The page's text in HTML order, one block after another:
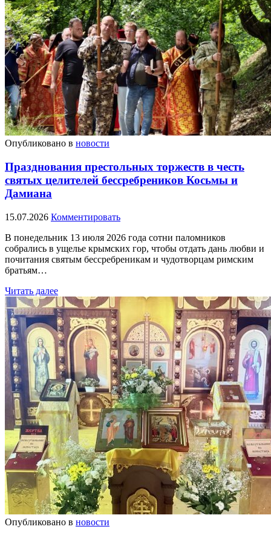
Опубликовано в новости
Празднования престольных торжеств в честь
святых целителей бессребреников Косьмы и
Дамиана
15.07.2026 Комментировать
В понедельник 13 июля 2026 года сотни паломников
собрались в ущелье крымских гор, чтобы отдать дань любви и
почитания святым бессребреникам и чудотворцам римским
братьям…
Читать далее
Опубликовано в новости